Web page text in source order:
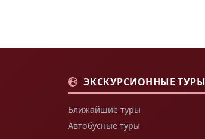
ЭКСКУРСИОННЫЕ ТУРЫ
Ближайшие туры
Автобусные туры